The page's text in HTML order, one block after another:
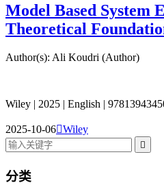
Model Based System
Theoretical
Author(s): Ali Koudri (Author)
Wiley | 2025 | English |
2025-10-06Wiley

分类